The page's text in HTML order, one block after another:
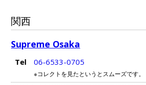
関西
Supreme Osaka
Tel 06-6533-0705
※コレクトを見たというとスムーズです。